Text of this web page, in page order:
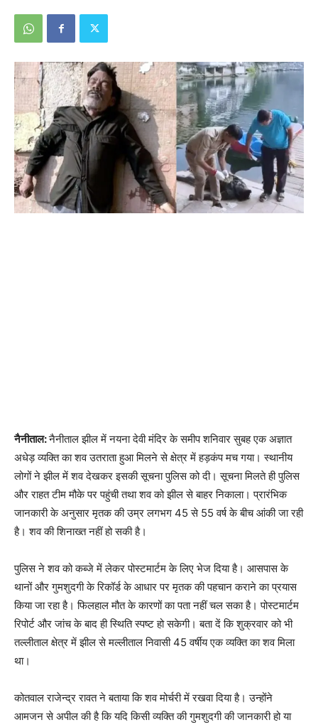
नैनीताल:नैनीताल झील में नयना देवी मंदिर के समीप शनिवार सुबह एक अज्ञात
अधेड़ व्यक्ति का शव उतराता हुआ मिलने से क्षेत्र में हड़कंप मच गया। स्थानीय
लोगों ने झील में शव देखकर इसकी सूचना पुलिस को दी। सूचना मिलते ही पुलिस
और राहत टीम मौके पर पहुंची तथा शव को झील से बाहर निकाला। प्रारंभिक
जानकारी के अनुसार मृतक की उम्र लगभग 45 से 55 वर्ष के बीच आंकी जा रही
है। शव की शिनाख्त नहीं हो सकी है।
पुलिस ने शव को कब्जे में लेकर पोस्टमार्टम के लिए भेज दिया है। आसपास के
थानों और गुमशुदगी के रिकॉर्ड के आधार पर मृतक की पहचान कराने का प्रयास
किया जा रहा है। फिलहाल मौत के कारणों का पता नहीं चल सका है। पोस्टमार्टम
रिपोर्ट और जांच के बाद ही स्थिति स्पष्ट हो सकेगी। बता दें कि शुक्रवार को भी
तल्लीताल क्षेत्र में झील से मल्लीताल निवासी 45 वर्षीय एक व्यक्ति का शव मिला
था।
कोतवाल राजेन्द्र रावत ने बताया कि शव मोर्चरी में रखवा दिया है। उन्होंने
आमजन से अपील की है कि यदि किसी व्यक्ति की गुमशुदगी की जानकारी हो या